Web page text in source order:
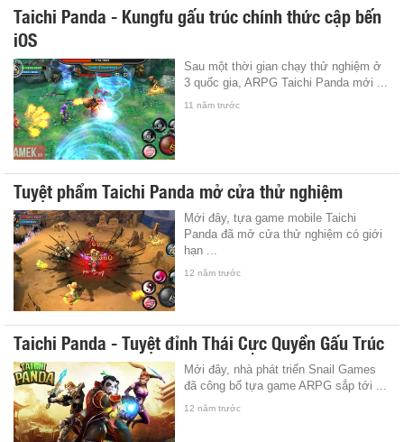
Taichi Panda - Kungfu gấu trúc chính thức cập bến
iOS
Sau một thời gian chạy thử nghiệm ở
3 quốc gia, ARPG Taichi Panda mới ...
11 năm trước
Tuyệt phẩm Taichi Panda mở cửa thử nghiệm
Mới đây, tựa game mobile Taichi
Panda đã mở cửa thử nghiệm có giới
hạn ...
12 năm trước
Taichi Panda - Tuyệt đỉnh Thái Cực Quyền Gấu Trúc
Mới đây, nhà phát triển Snail Games
đã công bố tựa game ARPG sắp tới ...
12 năm trước